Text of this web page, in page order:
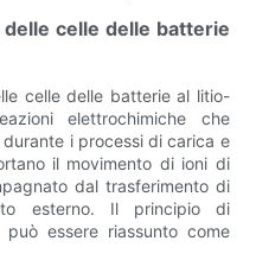
celle delle batterie
celle delle batterie al litio-
elettrochimiche che
i processi di carica e
il movimento di ioni di
dal trasferimento di
esterno. Il principio di
essere riassunto come